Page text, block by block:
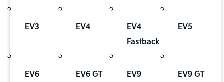
EV3 EV4
EV4
Fastback
EV5
EV6 EV6 GT EV9 EV9 GT